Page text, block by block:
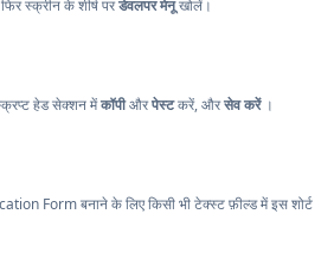
स्क्रीन के शीर्ष परडेवलपर मेनूखोलें।
हेड सेक्शन मेंकॉपीऔरपेस्टकरें, औरसेव करें।
Form बनाने के लिए किसी भी टेक्स्ट फ़ील्ड में इस शोर्ट